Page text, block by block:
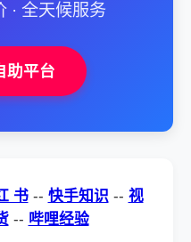
· 全天候服务
助平台
书-- 快手知识 -- 视
-- 哔哩经验